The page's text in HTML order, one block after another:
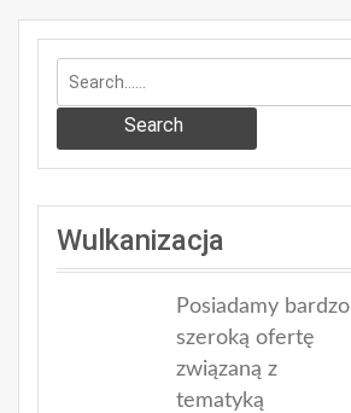
Search
Wulkanizacja
Posiadamy bardzo
szeroką ofertę
związaną z
tematyką